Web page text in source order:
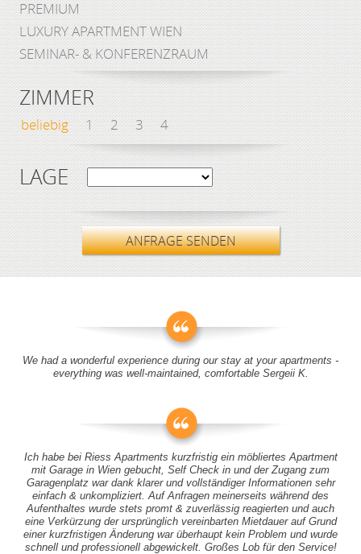
PREMIUM
LUXURY APARTMENT WIEN
SEMINAR- & KONFERENZRAUM
ZIMMER
beliebig 1 2 3 4
LAGE
ANFRAGE SENDEN
We had a wonderful experience during our stay at your apartments -
everything was well-maintained, comfortable Sergeii K.
Ich habe bei Riess Apartments kurzfristig ein möbliertes Apartment
mit Garage in Wien gebucht, Self Check in und der Zugang zum
Garagenplatz war dank klarer und vollständiger Informationen sehr
einfach & unkompliziert. Auf Anfragen meinerseits während des
Aufenthaltes wurde stets promt & zuverlässig reagierten und auch
eine Verkürzung der ursprünglich vereinbarten Mietdauer auf Grund
einer kurzfristigen Änderung war überhaupt kein Problem und wurde
schnell und professionell abgewickelt. Großes Lob für den Service!